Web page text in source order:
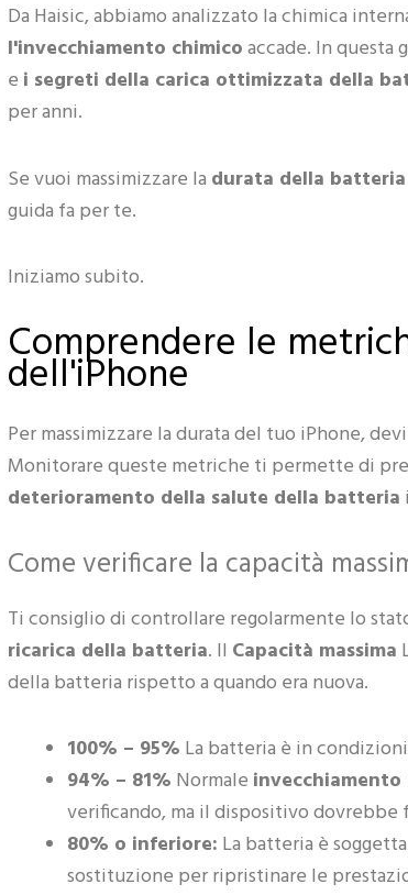
Da Haisic, abbiamo analizzato la chimica
l'invecchiamento chimicoaccade. In questa
e i segreti della carica ottimizzata della
per anni.
Se vuoi massimizzare la durata della
guida fa per te.
Iniziamo subito.
Comprendere le
dell'iPhone
Per massimizzare la durata del tuo iPhone,
Monitorare queste metriche ti permette di
deterioramento della salute della batteria
Come verificare la capacità
Ti consiglio di controllare regolarmente lo
ricarica della batteria. Il Capacità massima
della batteria rispetto a quando era nuova.
100% – 95% La batteria è in
94% – 81% Normale
verificando, ma il dispositivo
80% o inferiore: La batteria è
sostituzione per ripristinare le